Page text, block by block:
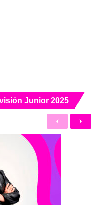
Junior 2025